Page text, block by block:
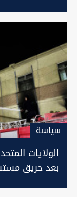
سیاسة
الولايات
بعد حريق